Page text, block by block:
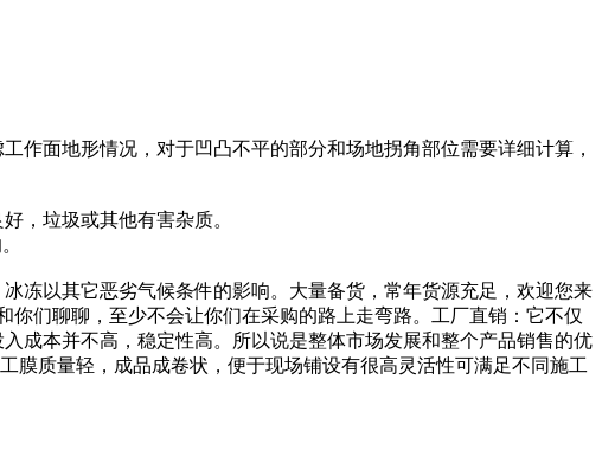
面地形情况，对于凹凸不平的部分和场地拐角部位需要详细计算，
，垃圾或其他有害杂质。
以其它恶劣气候条件的影响。大量备货，常年货源充足，欢迎您来
你们聊聊，至少不会让你们在采购的路上走弯路。工厂直销：它不仅
成本并不高，稳定性高。所以说是整体市场发展和整个产品销售的优
膜质量轻，成品成卷状，便于现场铺设有很高灵活性可满足不同施工